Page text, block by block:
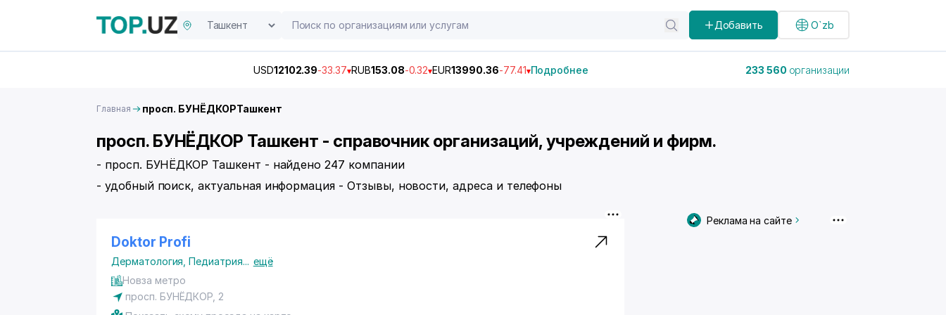
Добавить O`zb
USD12102.39-33.37 RUB153.08-0.32 EUR13990.36-77.41 Подробнее 233 560 организации
Главная просп. БУНЁДКОРТашкент
просп. БУНЁДКОР Ташкент - справочник организаций, учреждений и фирм.
- просп. БУНЁДКОР Ташкент - найдено 247 компании
- удобный поиск, актуальная информация - Отзывы, новости, адреса и телефоны
Doktor Profi
Дерматология ,Педиатрия... ещё
Новза метро
просп. БУНЁДКОР , 2
Реклама на сайте